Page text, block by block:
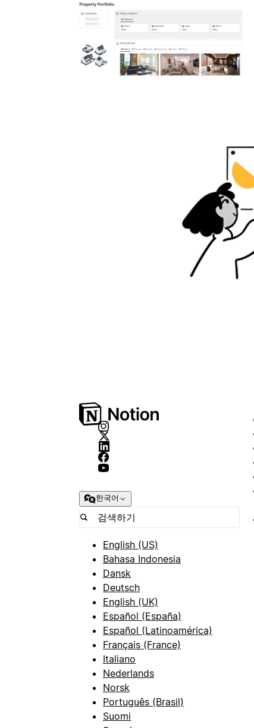
한국어
English (US)
Bahasa Indonesia
Dansk
Deutsch
English (UK)
Español (España)
Español (Latinoamérica)
Français (France)
Italiano
Nederlands
Norsk
Português (Brasil)
Suomi